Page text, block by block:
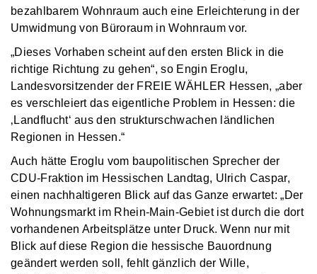
bezahlbarem Wohnraum auch eine Erleichterung in der
Umwidmung von Büroraum in Wohnraum vor.
„Dieses Vorhaben scheint auf den ersten Blick in die
richtige Richtung zu gehen“, so Engin Eroglu,
Landesvorsitzender der FREIE WÄHLER Hessen, „aber
es verschleiert das eigentliche Problem in Hessen: die
‚Landflucht‘ aus den strukturschwachen ländlichen
Regionen in Hessen.“
Auch hätte Eroglu vom baupolitischen Sprecher der
CDU-Fraktion im Hessischen Landtag, Ulrich Caspar,
einen nachhaltigeren Blick auf das Ganze erwartet: „Der
Wohnungsmarkt im Rhein-Main-Gebiet ist durch die dort
vorhandenen Arbeitsplätze unter Druck. Wenn nur mit
Blick auf diese Region die hessische Bauordnung
geändert werden soll, fehlt gänzlich der Wille,